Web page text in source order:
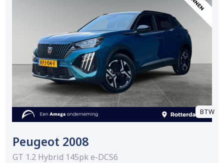
BTW
Peugeot 2008
GT 1.2 Hybrid 145pk e-DCS6